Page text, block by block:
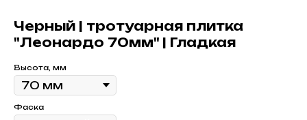
Черный | тротуарная плитка
"Леонардо 70мм" | Гладкая
Высота, мм
Фаска